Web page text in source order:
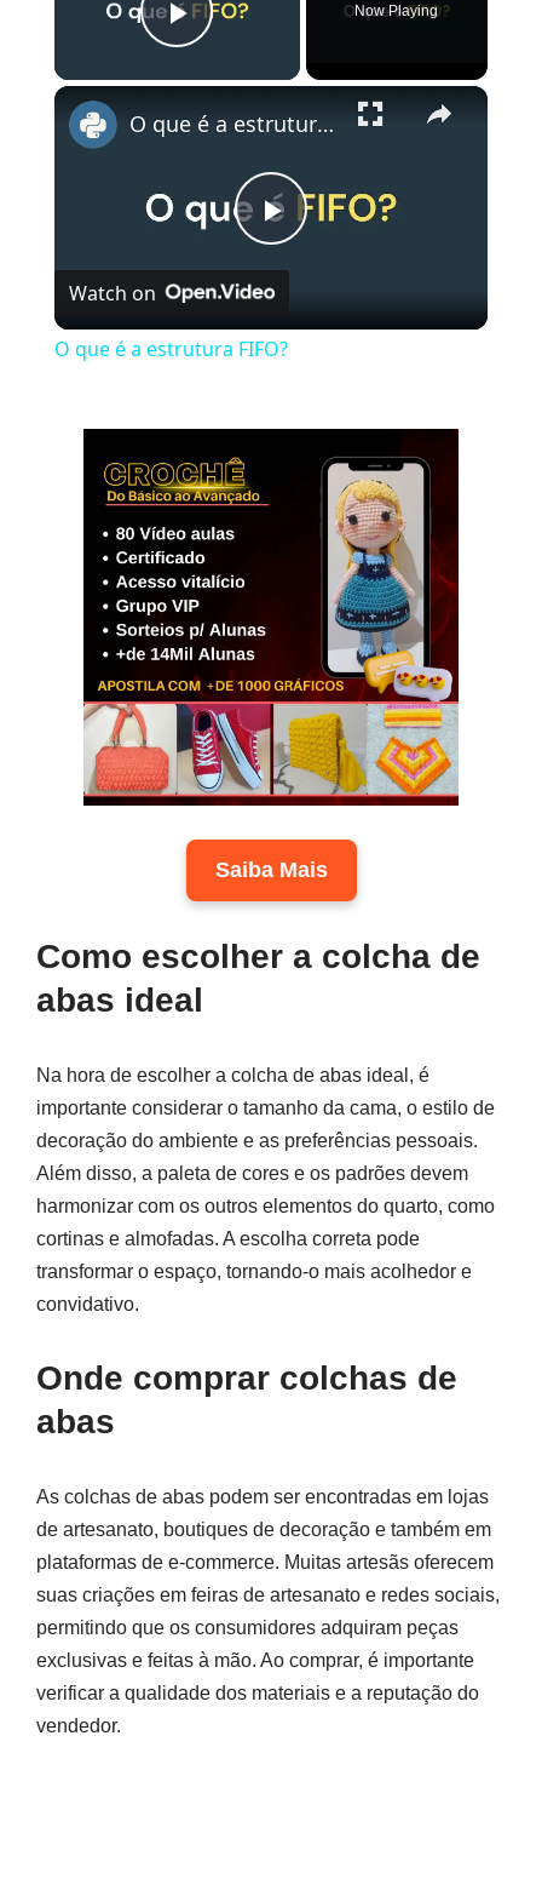
Play Video
Now Playing
×
Play
Video
O que é a estrutura FIFO?
Watch on
O que é a estrutura FIFO?
Saiba Mais
Como escolher a colcha de
abas ideal
Na hora de escolher a colcha de abas ideal, é
importante considerar o tamanho da cama, o estilo de
decoração do ambiente e as preferências pessoais.
Além disso, a paleta de cores e os padrões devem
harmonizar com os outros elementos do quarto, como
cortinas e almofadas. A escolha correta pode
transformar o espaço, tornando-o mais acolhedor e
convidativo.
Onde comprar colchas de
abas
As colchas de abas podem ser encontradas em lojas
de artesanato, boutiques de decoração e também em
plataformas de e-commerce. Muitas artesãs oferecem
suas criações em feiras de artesanato e redes sociais,
permitindo que os consumidores adquiram peças
exclusivas e feitas à mão. Ao comprar, é importante
verificar a qualidade dos materiais e a reputação do
vendedor.